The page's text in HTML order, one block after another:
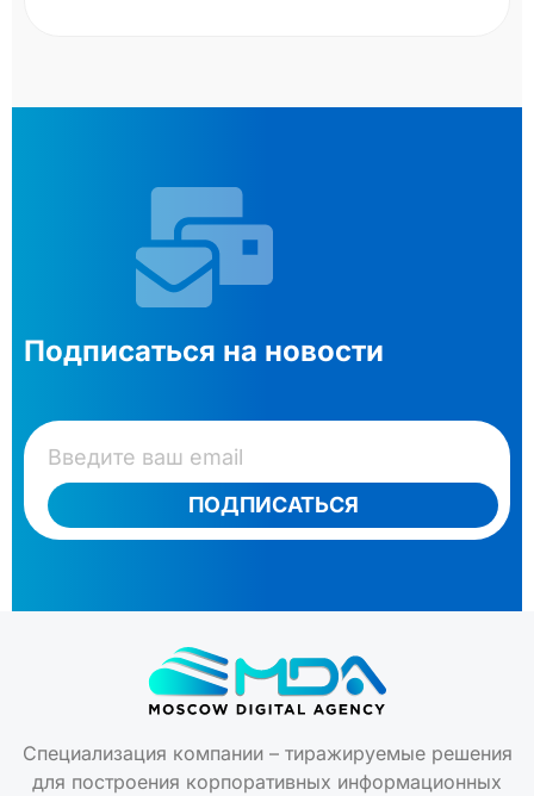
Подписаться на новости
ПОДПИСАТЬСЯ
Специализация компании – тиражируемые решения
для построения корпоративных информационных